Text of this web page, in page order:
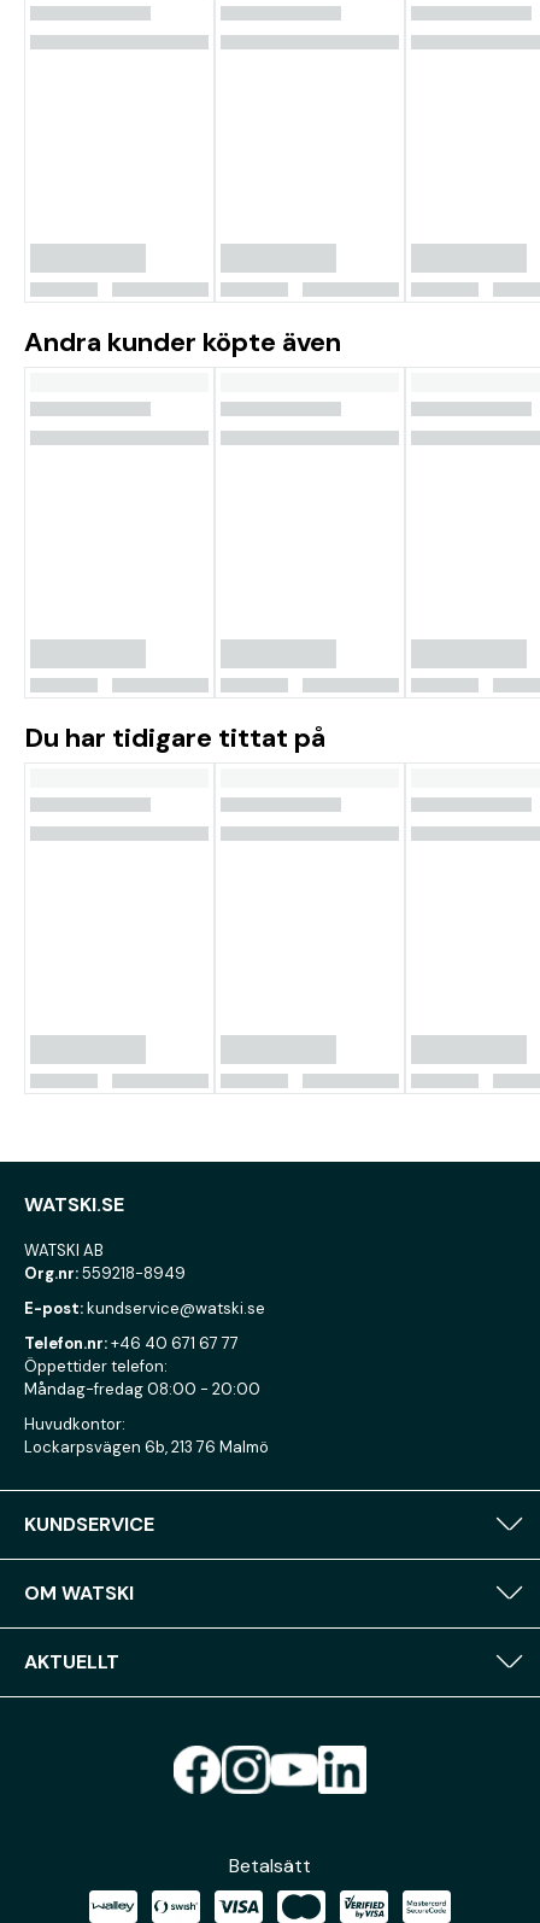
Andra kunder köpte även
Du har tidigare tittat på
WATSKI.SE
WATSKI AB
Org.nr:559218-8949
E-post:kundservice@watski.se
Telefon.nr:+46 40 671 67 77
Öppettider telefon:
Måndag-fredag 08:00 - 20:00
Huvudkontor:
Lockarpsvägen 6b, 213 76 Malmö
KUNDSERVICE
OM WATSKI
AKTUELLT
Betalsätt